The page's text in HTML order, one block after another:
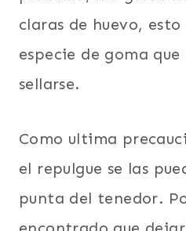
claras de huevo,
especie de goma que
sellarse.
Como ultima
el repulgue se las
punta del tenedor.